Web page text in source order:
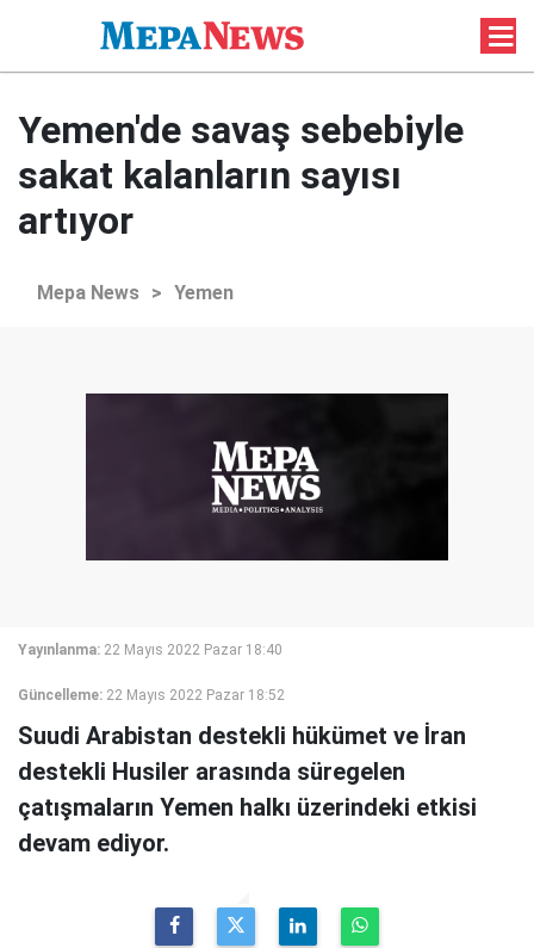
Yemen'de savaş sebebiyle
sakat kalanların sayısı
artıyor
Mepa News > Yemen
Yayınlanma: 22 Mayıs 2022 Pazar 18:40
Güncelleme: 22 Mayıs 2022 Pazar 18:52
Suudi Arabistan destekli hükümet ve İran
destekli Husiler arasında süregelen
çatışmaların Yemen halkı üzerindeki etkisi
devam ediyor.